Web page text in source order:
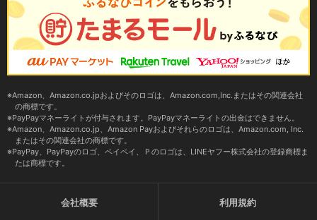
Amazon、Amazon.co.jpおよびそのロゴは、Amazon.com,Inc.またはその関連会社
の商標です。
PayPayマネーライトが付与されます。PayPayマネーライトの出金はできません。
Amazon、Amazon.co.jp、Amazon Payおよびそれらのロゴは、Amazon.com, Inc.
またはその関連会社の商標です。
PayPay、PayPayのロゴ、ペイペイ、Ｐのロゴは、LINEヤフー株式会社の登録商標ま
たは商標です。
会社概要 利用規約